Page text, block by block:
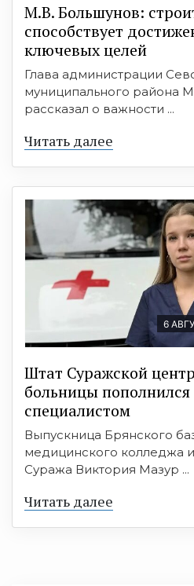
М.В. Большунов:
способствует
ключевых целей
Глава администрации
муниципального района
рассказал о важности ...
Читать далее
6
Штат Суражской
больницы
специалистом
Выпускница Брянского
медицинского колледжа
Суража Виктория Мазур ...
Читать далее